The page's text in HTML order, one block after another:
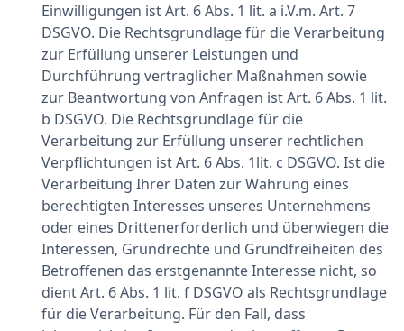
Einwilligungen ist Art. 6 Abs. 1 lit. a i.V.m. Art. 7
DSGVO. Die Rechtsgrundlage für die Verarbeitung
zur Erfüllung unserer Leistungen und
Durchführung vertraglicher Maßnahmen sowie
zur Beantwortung von Anfragen ist Art. 6 Abs. 1 lit.
b DSGVO. Die Rechtsgrundlage für die
Verarbeitung zur Erfüllung unserer rechtlichen
Verpflichtungen ist Art. 6 Abs. 1lit. c DSGVO. Ist die
Verarbeitung Ihrer Daten zur Wahrung eines
berechtigten Interesses unseres Unternehmens
oder eines Drittenerforderlich und überwiegen die
Interessen, Grundrechte und Grundfreiheiten des
Betroffenen das erstgenannte Interesse nicht, so
dient Art. 6 Abs. 1 lit. f DSGVO als Rechtsgrundlage
für die Verarbeitung. Für den Fall, dass